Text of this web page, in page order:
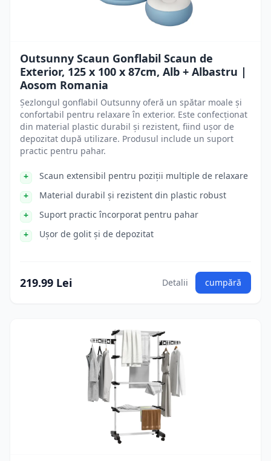
Outsunny Scaun Gonflabil Scaun de
Exterior, 125 x 100 x 87cm, Alb + Albastru |
Aosom Romania
Șezlongul gonflabil Outsunny oferă un spătar moale și
confortabil pentru relaxare în exterior. Este confecționat
din material plastic durabil și rezistent, fiind ușor de
depozitat după utilizare. Produsul include un suport
practic pentru pahar.
Scaun extensibil pentru poziții multiple de relaxare
Material durabil și rezistent din plastic robust
Suport practic încorporat pentru pahar
Ușor de golit și de depozitat
219.99 Lei Detalii cumpără